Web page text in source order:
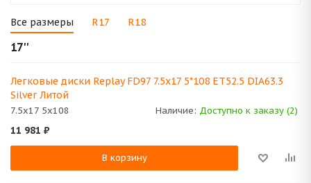
Все размеры R17 R18
17''
Легковые диски Replay FD97 7.5x17 5*108 ET52.5 DIA63.3
Silver Литой
7.5x17 5x108 Наличие: Доступно к заказу (2)
11 981 ₽
В корзину